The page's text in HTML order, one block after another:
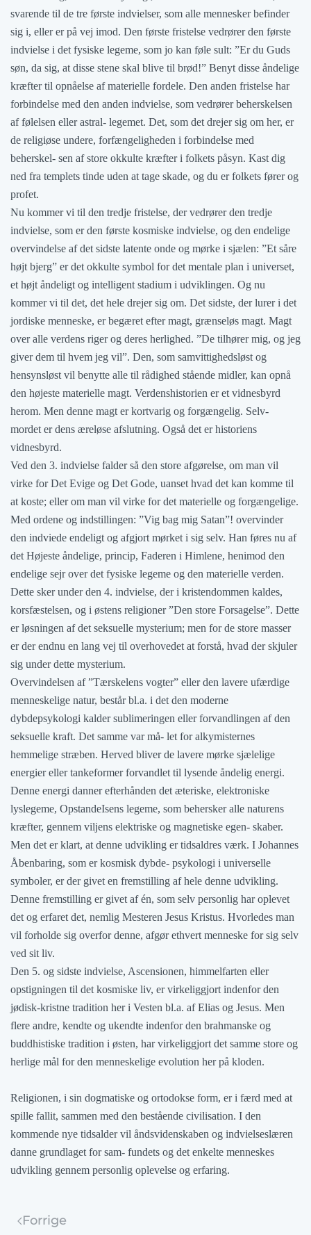
svarende til de tre første indvielser, som alle mennesker befinder
sig i, eller er på vej imod. Den første fristelse vedrører den første
indvielse i det fysiske legeme, som jo kan føle sult: ”Er du Guds
søn, da sig, at disse stene skal blive til brød!” Benyt disse åndelige
kræfter til opnåelse af materielle fordele. Den anden fristelse har
forbindelse med den anden indvielse, som vedrører beherskelsen
af følelsen eller astral- legemet. Det, som det drejer sig om her, er
de religiøse undere, forfængeligheden i forbindelse med
beherskel- sen af store okkulte kræfter i folkets påsyn. Kast dig
ned fra templets tinde uden at tage skade, og du er folkets fører og
profet.
Nu kommer vi til den tredje fristelse, der vedrører den tredje
indvielse, som er den første kosmiske indvielse, og den endelige
overvindelse af det sidste latente onde og mørke i sjælen: ”Et såre
højt bjerg” er det okkulte symbol for det mentale plan i universet,
et højt åndeligt og intelligent stadium i udviklingen. Og nu
kommer vi til det, det hele drejer sig om. Det sidste, der lurer i det
jordiske menneske, er begæret efter magt, grænseløs magt. Magt
over alle verdens riger og deres herlighed. ”De tilhører mig, og jeg
giver dem til hvem jeg vil”. Den, som samvittighedsløst og
hensynsløst vil benytte alle til rådighed stående midler, kan opnå
den højeste materielle magt. Verdenshistorien er et vidnesbyrd
herom. Men denne magt er kortvarig og forgængelig. Selv-
mordet er dens æreløse afslutning. Også det er historiens
vidnesbyrd.
Ved den 3. indvielse falder så den store afgørelse, om man vil
virke for Det Evige og Det Gode, uanset hvad det kan komme til
at koste; eller om man vil virke for det materielle og forgængelige.
Med ordene og indstillingen: ”Vig bag mig Satan”! overvinder
den indviede endeligt og afgjort mørket i sig selv. Han føres nu af
det Højeste åndelige, princip, Faderen i Himlene, henimod den
endelige sejr over det fysiske legeme og den materielle verden.
Dette sker under den 4. indvielse, der i kristendommen kaldes,
korsfæstelsen, og i østens religioner ”Den store Forsagelse”. Dette
er løsningen af det seksuelle mysterium; men for de store masser
er der endnu en lang vej til overhovedet at forstå, hvad der skjuler
sig under dette mysterium.
Overvindelsen af ”Tærskelens vogter” eller den lavere ufærdige
menneskelige natur, består bl.a. i det den moderne
dybdepsykologi kalder sublimeringen eller forvandlingen af den
seksuelle kraft. Det samme var må- let for alkymisternes
hemmelige stræben. Herved bliver de lavere mørke sjælelige
energier eller tankeformer forvandlet til lysende åndelig energi.
Denne energi danner efterhånden det æteriske, elektroniske
lyslegeme, OpstandeIsens legeme, som behersker alle naturens
kræfter, gennem viljens elektriske og magnetiske egen- skaber.
Men det er klart, at denne udvikling er tidsaldres værk. I Johannes
Åbenbaring, som er kosmisk dybde- psykologi i universelle
symboler, er der givet en fremstilling af hele denne udvikling.
Denne fremstilling er givet af én, som selv personlig har oplevet
det og erfaret det, nemlig Mesteren Jesus Kristus. Hvorledes man
vil forholde sig overfor denne, afgør ethvert menneske for sig selv
ved sit liv.
Den 5. og sidste indvielse, Ascensionen, himmelfarten eller
opstigningen til det kosmiske liv, er virkeliggjort indenfor den
jødisk-kristne tradition her i Vesten bl.a. af Elias og Jesus. Men
flere andre, kendte og ukendte indenfor den brahmanske og
buddhistiske tradition i østen, har virkeliggjort det samme store og
herlige mål for den menneskelige evolution her på kloden.
Religionen, i sin dogmatiske og ortodokse form, er i færd med at
spille fallit, sammen med den bestående civilisation. I den
kommende nye tidsalder vil åndsvidenskaben og indvielseslæren
danne grundlaget for sam- fundets og det enkelte menneskes
udvikling gennem personlig oplevelse og erfaring.
Forrige